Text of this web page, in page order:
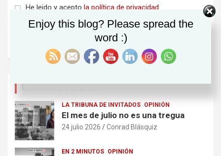
He leido y acepto la política de privacidad
ÚLTIMOS POSTS
LA TRIBUNA DE INVITADOS OPINIÓN
El mes de julio no es una tregua
24 julio 2026 Conrad Blásquiz
EN 2 MINUTOS OPINIÓN
Enjoy this blog? Please spread the
word :)